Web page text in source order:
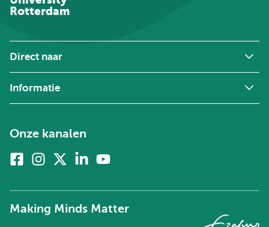
Rotterdam
Direct naar
Informatie
Onze kanalen
FacebookInstagram
twitter)
Linkedin
Making Minds Matter